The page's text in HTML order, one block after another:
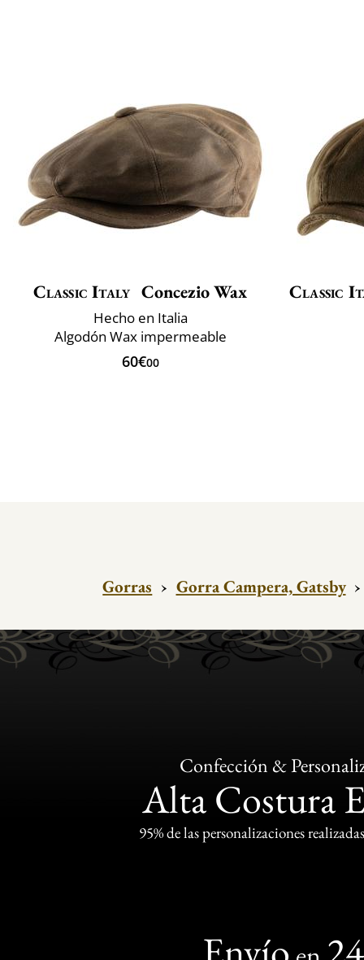
Classic Italy Concezio Wax
Hecho en Italia
Algodón Wax impermeable
60€00
Classic
Gorras › Gorra Campera, Gatsby
Confección &
Alta Costura
95% de las personalizaciones